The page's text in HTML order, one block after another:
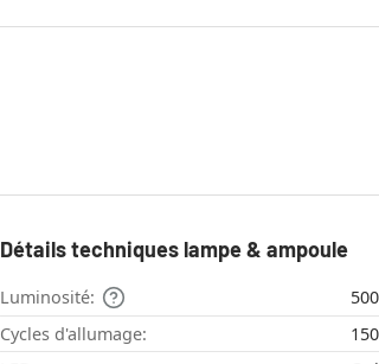
Détails techniques lampe & ampoule
Luminosité:
Cycles d'allumage: